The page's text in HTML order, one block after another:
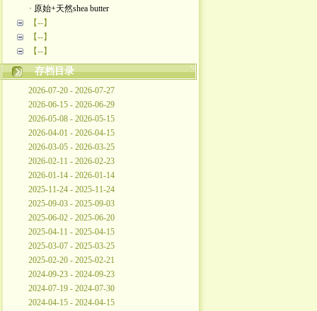
· 原始+天然shea butter
【--】
【--】
【--】
存档目录
2026-07-20 - 2026-07-27
2026-06-15 - 2026-06-29
2026-05-08 - 2026-05-15
2026-04-01 - 2026-04-15
2026-03-05 - 2026-03-25
2026-02-11 - 2026-02-23
2026-01-14 - 2026-01-14
2025-11-24 - 2025-11-24
2025-09-03 - 2025-09-03
2025-06-02 - 2025-06-20
2025-04-11 - 2025-04-15
2025-03-07 - 2025-03-25
2025-02-20 - 2025-02-21
2024-09-23 - 2024-09-23
2024-07-19 - 2024-07-30
2024-04-15 - 2024-04-15